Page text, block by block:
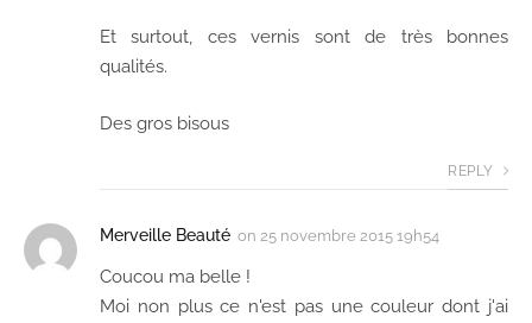
Et surtout, ces vernis sont de très bonnes
qualités.
Des gros bisous
REPLY
Merveille Beauté on 25 novembre 2015 19h54
Coucou ma belle !
Moi non plus ce n'est pas une couleur dont j'ai